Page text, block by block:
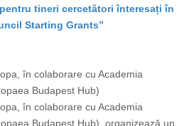
tineri cercetători înteresați în
Starting Grants”
în colaborare cu Academia
Budapest Hub)
în colaborare cu Academia
Budapest Hub), organizează un